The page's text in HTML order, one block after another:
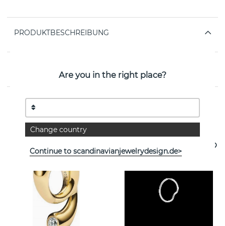
PRODUKTBESCHREIBUNG
Weitere Artikel ansehen
Are you in the right place?
Change country
Continue to scandinavianjewelrydesign.de>